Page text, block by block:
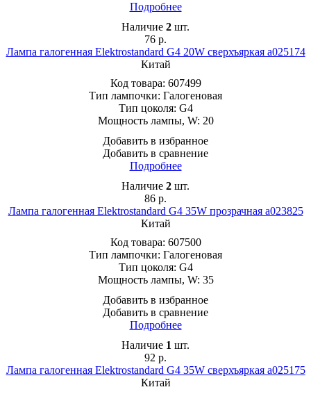
Подробнее
Наличие 2 шт.
76 р.
Лампа галогенная Elektrostandard G4 20W сверхъяркая a025174
Китай
Код товара: 607499
Тип лампочки: Галогеновая
Тип цоколя: G4
Мощность лампы, W: 20
Добавить в избранное
Добавить в сравнение
Подробнее
Наличие 2 шт.
86 р.
Лампа галогенная Elektrostandard G4 35W прозрачная a023825
Китай
Код товара: 607500
Тип лампочки: Галогеновая
Тип цоколя: G4
Мощность лампы, W: 35
Добавить в избранное
Добавить в сравнение
Подробнее
Наличие 1 шт.
92 р.
Лампа галогенная Elektrostandard G4 35W сверхъяркая a025175
Китай